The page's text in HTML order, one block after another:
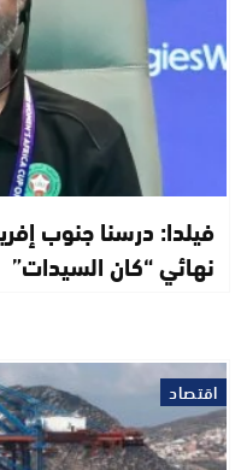
فيلدا: درسنا جنوب
نهائي “كان السيدات”
اقتصاد